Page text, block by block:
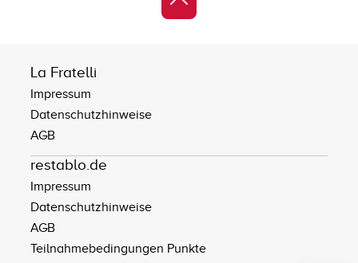
La Fratelli
Impressum
Datenschutzhinweise
AGB
restablo.de
Impressum
Datenschutzhinweise
AGB
Teilnahmebedingungen Punkte